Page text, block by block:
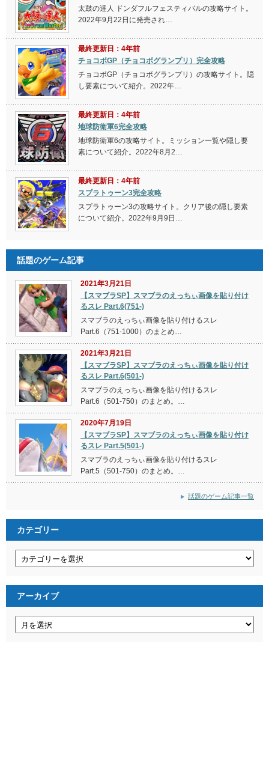
太鼓の達人 ドンダフルフェスティバルの攻略サイト。
2022年9月22日に発売され…
最終更新日：4年前
チョコボGP（チョコボグランプリ）完全攻略
チョコボGP（チョコボグランプリ）の攻略サイト。隠
し要素について紹介。2022年…
最終更新日：4年前
地球防衛軍6完全攻略
地球防衛軍6の攻略サイト。ミッション一覧や隠し要
素について紹介。2022年8月2…
最終更新日：4年前
スプラトゥーン3完全攻略
スプラトゥーン3の攻略サイト。クリア後の隠し要素
について紹介。2022年9月9日…
話題のゲーム記事
2021年3月21日
【スマブラSP】スマブラのえっちぃ画像を貼り付け
るスレ Part.6(751-)
スマブラのえっちぃ画像を貼り付けるスレ
Part.6（751-1000）のまとめ…
2021年3月21日
【スマブラSP】スマブラのえっちぃ画像を貼り付け
るスレ Part.6(501-)
スマブラのえっちぃ画像を貼り付けるスレ
Part.6（501-750）のまとめ。…
2020年7月19日
【スマブラSP】スマブラのえっちぃ画像を貼り付け
るスレ Part.5(501-)
スマブラのえっちぃ画像を貼り付けるスレ
Part.5（501-750）のまとめ。…
話題のゲーム記事一覧
カテゴリー
アーカイブ